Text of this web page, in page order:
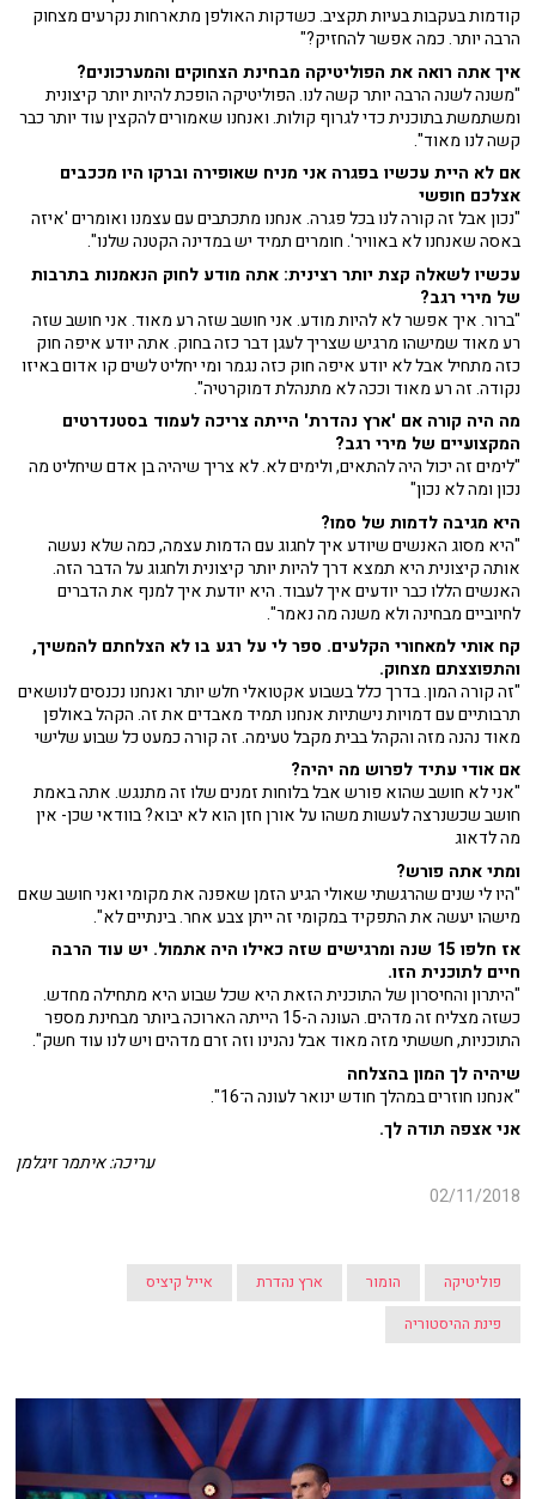
קודמות בעקבות בעיות תקציב. כשדקות האולפן מתארחות נקרעים מצחוק
הרבה יותר. כמה אפשר להחזיק?"
איך אתה רואה את הפוליטיקה מבחינת הצחוקים והמערכונים?
"משנה לשנה הרבה יותר קשה לנו. הפוליטיקה הופכת להיות יותר קיצונית
ומשתמשת בתוכנית כדי לגרוף קולות. ואנחנו שאמורים להקצין עוד יותר כבר
קשה לנו מאוד".
אם לא היית עכשיו בפגרה אני מניח שאופירה וברקו היו מככבים
אצלכם חופשי
"נכון אבל זה קורה לנו בכל פגרה. אנחנו מתכתבים עם עצמנו ואומרים 'איזה
באסה שאנחנו לא באוויר'. חומרים תמיד יש במדינה הקטנה שלנו".
עכשיו לשאלה קצת יותר רצינית: אתה מודע לחוק הנאמנות בתרבות
של מירי רגב?
"ברור. איך אפשר לא להיות מודע. אני חושב שזה רע מאוד. אני חושב שזה
רע מאוד שמישהו מרגיש שצריך לעגן דבר כזה בחוק. אתה יודע איפה חוק
כזה מתחיל אבל לא יודע איפה חוק כזה נגמר ומי יחליט לשים קו אדום באיזו
נקודה. זה רע מאוד וככה לא מתנהלת דמוקרטיה".
מה היה קורה אם 'ארץ נהדרת' הייתה צריכה לעמוד בסטנדרטים
המקצועיים של מירי רגב?
"לימים זה יכול היה להתאים, ולימים לא. לא צריך שיהיה בן אדם שיחליט מה
נכון ומה לא נכון"
היא מגיבה לדמות של סמו?
"היא מסוג האנשים שיודע איך לחגוג עם הדמות עצמה, כמה שלא נעשה
אותה קיצונית היא תמצא דרך להיות יותר קיצונית ולחגוג על הדבר הזה.
האנשים הללו כבר יודעים איך לעבוד. היא יודעת איך למנף את הדברים
לחיוביים מבחינה ולא משנה מה נאמר".
קח אותי למאחורי הקלעים. ספר לי על רגע בו לא הצלחתם להמשיך,
והתפוצצתם מצחוק.
"זה קורה המון. בדרך כלל בשבוע אקטואלי חלש יותר ואנחנו נכנסים לנושאים
תרבותיים עם דמויות נישתיות אנחנו תמיד מאבדים את זה. הקהל באולפן
מאוד נהנה מזה והקהל בבית מקבל טעימה. זה קורה כמעט כל שבוע שלישי
אם אודי עתיד לפרוש מה יהיה?
"אני לא חושב שהוא פורש אבל בלוחות זמנים שלו זה מתנגש. אתה באמת
חושב שכשנרצה לעשות משהו על אורן חזן הוא לא יבוא? בוודאי שכן- אין
מה לדאוג
ומתי אתה פורש?
"היו לי שנים שהרגשתי שאולי הגיע הזמן שאפנה את מקומי ואני חושב שאם
מישהו יעשה את התפקיד במקומי זה ייתן צבע אחר. בינתיים לא".
אז חלפו 15 שנה ומרגישים שזה כאילו היה אתמול. יש עוד הרבה
חיים לתוכנית הזו.
"היתרון והחיסרון של התוכנית הזאת היא שכל שבוע היא מתחילה מחדש.
כשזה מצליח זה מדהים. העונה ה-15 הייתה הארוכה ביותר מבחינת מספר
התוכניות, חששתי מזה מאוד אבל נהנינו וזה זרם מדהים ויש לנו עוד חשק".
שיהיה לך המון בהצלחה
"אנחנו חוזרים במהלך חודש ינואר לעונה ה־16".
אני אצפה תודה לך.
עריכה: איתמר זיגלמן
02/11/2018
פוליטיקה הומור ארץ נהדרת
אייל קיציס
פינת ההיסטוריה